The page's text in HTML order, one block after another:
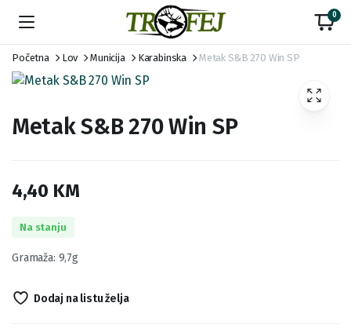
0
Početna Lov Municija Karabinska Metak S&B 270 Win SP
Metak S&B 270 Win SP
4,40 KM
Na stanju
Gramaža: 9,7g
Dodaj na listu želja